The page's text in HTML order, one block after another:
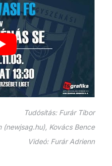
Tudósítás: Furár Tibor
(newjsag.hu), Kovács Bence
Videó: Furár Adrienn